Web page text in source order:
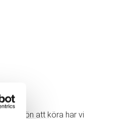
är skön att köra har vi